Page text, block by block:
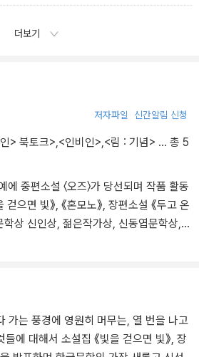
더보기
저자파일 신간알림 신청
> 북토크>,<인비인>,<림 : 기념> … 총 5
중편소설 〈오즈〉가 당선되며 작품 활동
으면 빛》, 《혼모노》, 장편소설 《두고 온
학상 신인상, 젊은작가상, 신동엽문학상,
가는 풍경에 영원히 머무는, 열 번을 나고
빛을 걷으면 빛》, 장